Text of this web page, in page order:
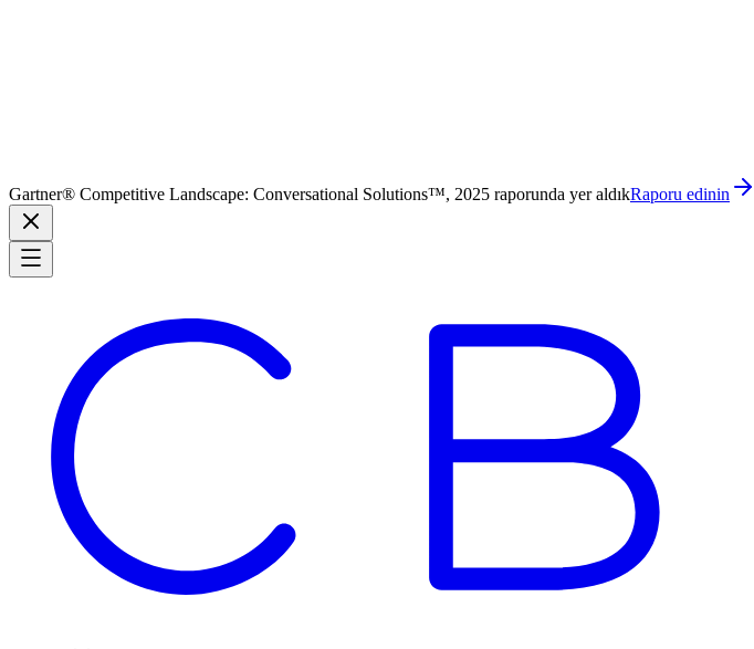
Gartner® Competitive Landscape: Conversational Solutions™, 2025 raporunda yer aldıkRaporu edinin